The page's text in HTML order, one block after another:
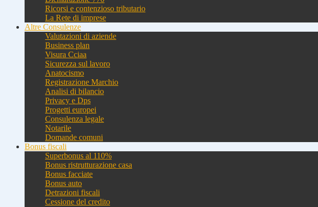
Ricorsi e contenzioso tributario
La Rete di imprese
Altre Consulenze
Valutazioni di aziende
Business plan
Visura Cciaa
Sicurezza sul lavoro
Anatocismo
Registrazione Marchio
Analisi di bilancio
Privacy e Dps
Progetti europei
Consulenza legale
Notarile
Domande comuni
Bonus fiscali
Superbonus al 110%
Bonus ristrutturazione casa
Bonus facciate
Bonus auto
Detrazioni fiscali
Cessione del credito